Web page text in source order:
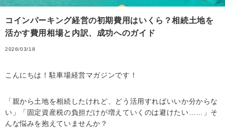
コインパーキング経営の初期費用はいくら？相続土地を
活かす費用相場と内訳、成功へのガイド
2026/03/18
こんにちは！駐車場経営マガジンです！
「親から土地を相続したけれど、どう活用すればいいか分からな
い」「固定資産税の負担だけが増えていくのは避けたい……」そ
んな悩みを抱えていませんか？